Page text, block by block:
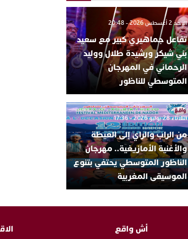
الأحد 2 أغسطس 2026 - 20:48
تفاعل جماهيري كبير مع سعيد
بني شيكر ورشيدة طلال ووليد
الرحماني في المهرجان
المتوسطي للناظور
الثلاثاء 28 يوليو 2026 - 17:36
من الراب والراي إلى العيطة
والأغنية الأمازيغية.. مهرجان
الناظور المتوسطي يحتفي بتنوع
الموسيقى المغربية
أش واقع